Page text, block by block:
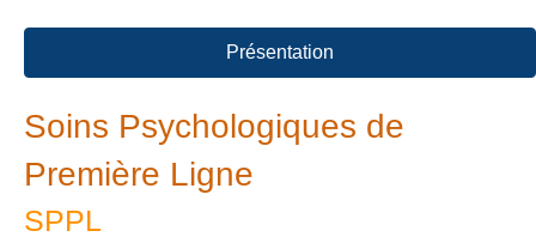
Présentation
Soins Psychologiques de
Première Ligne
SPPL